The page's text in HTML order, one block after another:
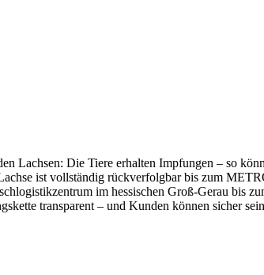
Lachsen: Die Tiere erhalten Impfungen – so
ist vollständig rückverfolgbar bis zum
im hessischen Groß-Gerau bis
transparent – und Kunden können sicher